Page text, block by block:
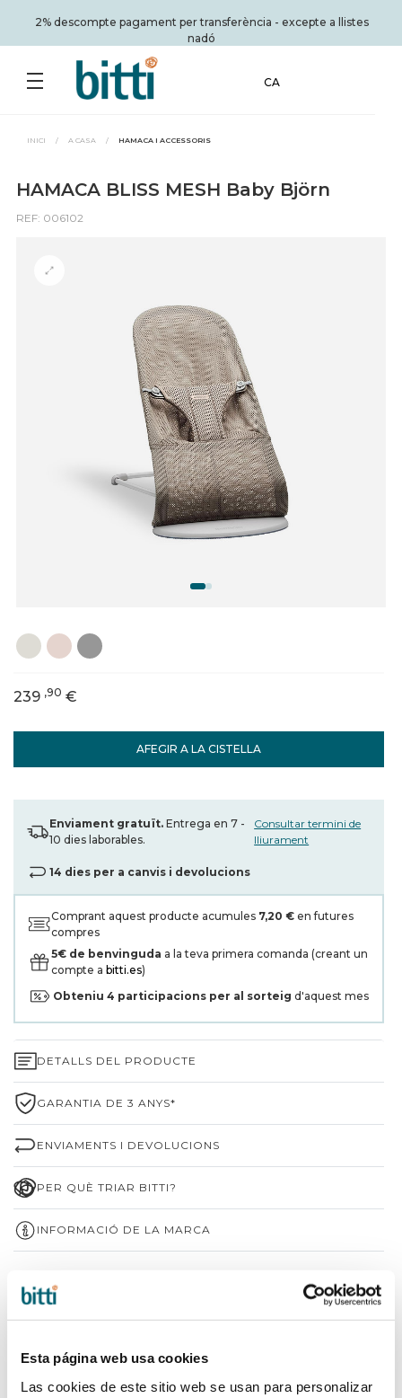
Esta página web usa cookies
Las cookies de este sitio web se usan para personalizar
2% descompte pagament per transferència - excepte a llistes
nadó
CA
INICI / A CASA / HAMACA I ACCESSORIS
HAMACA BLISS MESH Baby Björn
REF: 006102
AFEGIR A LA CISTELLA
239 ,90 €
Enviament gratuït. Entrega en 7 -
10 dies laborables.
Consultar termini de
lliurament
14 dies per a canvis i devolucions
Comprant aquest producte acumules 7,20 € en futures
compres
5€ de benvinguda a la teva primera comanda (creant un
compte a bitti.es)
Obteniu 4 participacions per al sorteig d'aquest mes
DETALLS DEL PRODUCTE
GARANTIA DE 3 ANYS*
ENVIAMENTS I DEVOLUCIONS
PER QUÈ TRIAR BITTI?
INFORMACIÓ DE LA MARCA
COMPLETA LA TEVA COMPRA